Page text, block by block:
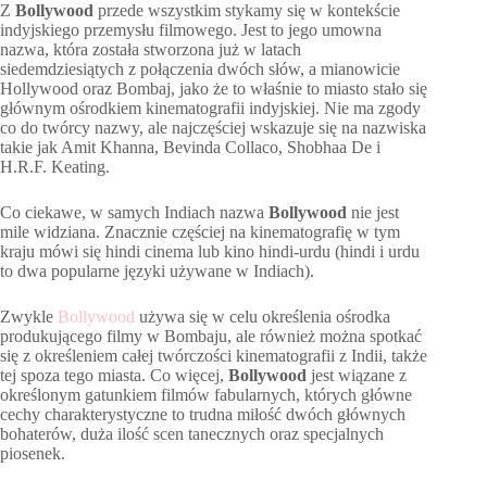
Z Bollywood przede wszystkim stykamy się w kontekście
indyjskiego przemysłu filmowego. Jest to jego umowna
nazwa, która została stworzona już w latach
siedemdziesiątych z połączenia dwóch słów, a mianowicie
Hollywood oraz Bombaj, jako że to właśnie to miasto stało się
głównym ośrodkiem kinematografii indyjskiej. Nie ma zgody
co do twórcy nazwy, ale najczęściej wskazuje się na nazwiska
takie jak Amit Khanna, Bevinda Collaco, Shobhaa De i
H.R.F. Keating.
Co ciekawe, w samych Indiach nazwa Bollywood nie jest
mile widziana. Znacznie częściej na kinematografię w tym
kraju mówi się hindi cinema lub kino hindi-urdu (hindi i urdu
to dwa popularne języki używane w Indiach).
Zwykle Bollywood używa się w celu określenia ośrodka
produkującego filmy w Bombaju, ale również można spotkać
się z określeniem całej twórczości kinematografii z Indii, także
tej spoza tego miasta. Co więcej, Bollywood jest wiązane z
określonym gatunkiem filmów fabularnych, których główne
cechy charakterystyczne to trudna miłość dwóch głównych
bohaterów, duża ilość scen tanecznych oraz specjalnych
piosenek.